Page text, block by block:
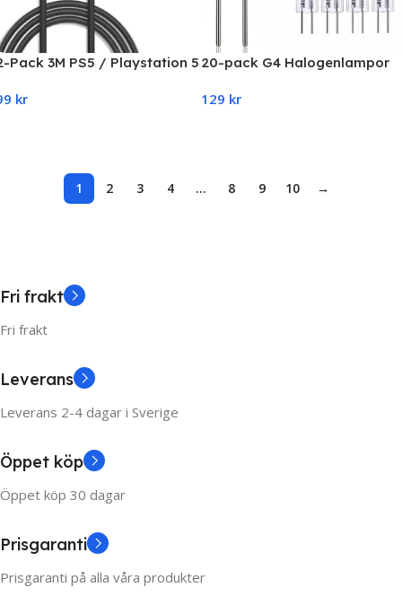
Pack 3M PS5 / Playstation 5
kr
20-pack G4 Halogenlampor
129 kr
1 2 3 4 … 8 9 10 →
Fri frakt
Fri frakt
Leverans
Leverans 2-4 dagar i Sverige
Öppet köp
Öppet köp 30 dagar
Prisgaranti
Prisgaranti på alla våra produkter